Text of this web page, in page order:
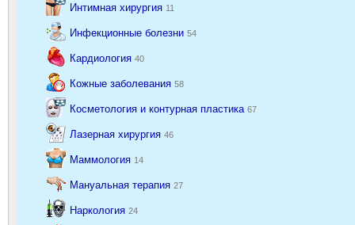
Интимная хирургия 11
Инфекционные болезни 54
Кардиология 40
Кожные заболевания 58
Косметология и контурная пластика 67
Лазерная хирургия 46
Маммология 14
Мануальная терапия 27
Наркология 24